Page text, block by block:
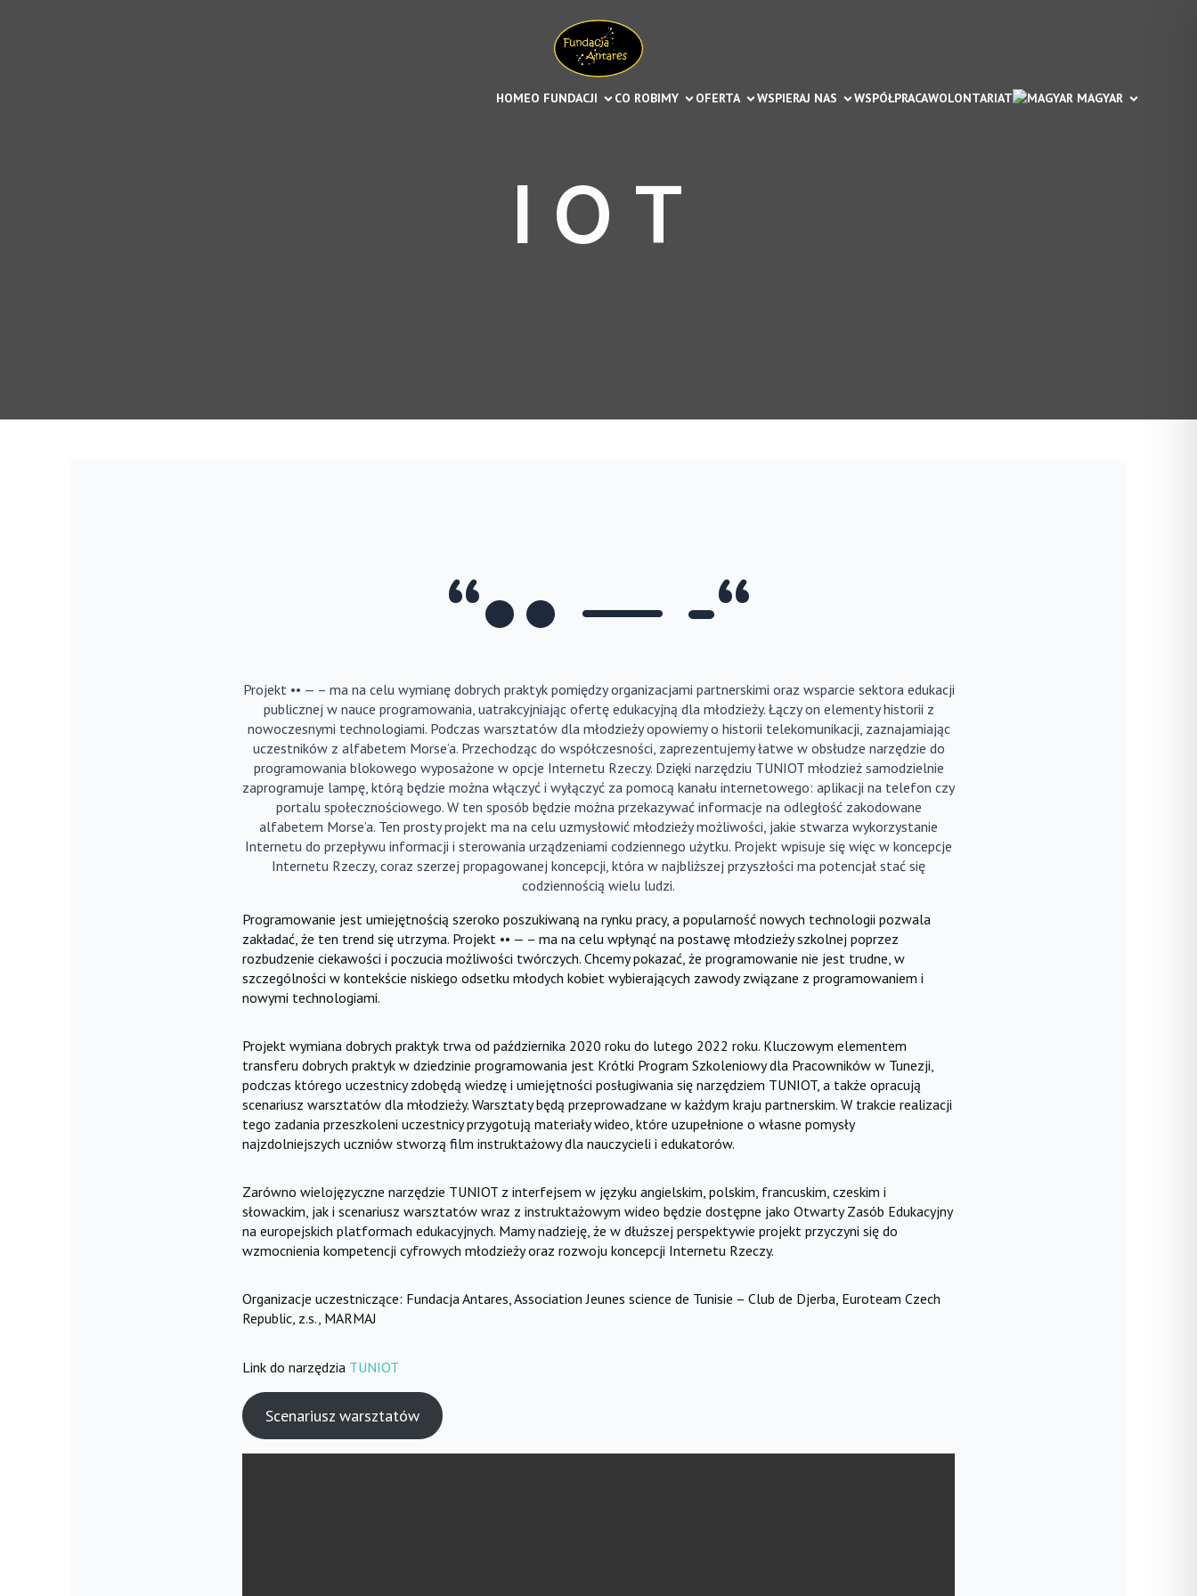
HOMEO FUNDACJI CO ROBIMY OFERTA WSPIERAJ NAS WSPÓŁPRACAWOLONTARIAT MAGYAR
I O T
“•• — -“
Projekt •• — – ma na celu wymianę dobrych praktyk pomiędzy organizacjami partnerskimi oraz wsparcie sektora edukacji
publicznej w nauce programowania, uatrakcyjniając ofertę edukacyjną dla młodzieży. Łączy on elementy historii z
nowoczesnymi technologiami. Podczas warsztatów dla młodzieży opowiemy o historii telekomunikacji, zaznajamiając
uczestników z alfabetem Morse’a. Przechodząc do współczesności, zaprezentujemy łatwe w obsłudze narzędzie do
programowania blokowego wyposażone w opcje Internetu Rzeczy. Dzięki narzędziu TUNIOT młodzież samodzielnie
zaprogramuje lampę, którą będzie można włączyć i wyłączyć za pomocą kanału internetowego: aplikacji na telefon czy
portalu społecznościowego. W ten sposób będzie można przekazywać informacje na odległość zakodowane
alfabetem Morse’a. Ten prosty projekt ma na celu uzmysłowić młodzieży możliwości, jakie stwarza wykorzystanie
Internetu do przepływu informacji i sterowania urządzeniami codziennego użytku. Projekt wpisuje się więc w koncepcje
Internetu Rzeczy, coraz szerzej propagowanej koncepcji, która w najbliższej przyszłości ma potencjał stać się
codziennością wielu ludzi.
Programowanie jest umiejętnością szeroko poszukiwaną na rynku pracy, a popularność nowych technologii pozwala
zakładać, że ten trend się utrzyma. Projekt •• — – ma na celu wpłynąć na postawę młodzieży szkolnej poprzez
rozbudzenie ciekawości i poczucia możliwości twórczych. Chcemy pokazać, że programowanie nie jest trudne, w
szczególności w kontekście niskiego odsetku młodych kobiet wybierających zawody związane z programowaniem i
nowymi technologiami.
Projekt wymiana dobrych praktyk trwa od października 2020 roku do lutego 2022 roku. Kluczowym elementem
transferu dobrych praktyk w dziedzinie programowania jest Krótki Program Szkoleniowy dla Pracowników w Tunezji,
podczas którego uczestnicy zdobędą wiedzę i umiejętności posługiwania się narzędziem TUNIOT, a także opracują
scenariusz warsztatów dla młodzieży. Warsztaty będą przeprowadzane w każdym kraju partnerskim. W trakcie realizacji
tego zadania przeszkoleni uczestnicy przygotują materiały wideo, które uzupełnione o własne pomysły
najzdolniejszych uczniów stworzą film instruktażowy dla nauczycieli i edukatorów.
Zarówno wielojęzyczne narzędzie TUNIOT z interfejsem w języku angielskim, polskim, francuskim, czeskim i
słowackim, jak i scenariusz warsztatów wraz z instruktażowym wideo będzie dostępne jako Otwarty Zasób Edukacyjny
na europejskich platformach edukacyjnych. Mamy nadzieję, że w dłuższej perspektywie projekt przyczyni się do
wzmocnienia kompetencji cyfrowych młodzieży oraz rozwoju koncepcji Internetu Rzeczy.
Organizacje uczestniczące: Fundacja Antares, Association Jeunes science de Tunisie – Club de Djerba, Euroteam Czech
Republic, z.s., MARMAJ
Link do narzędzia TUNIOT
Scenariusz warsztatów